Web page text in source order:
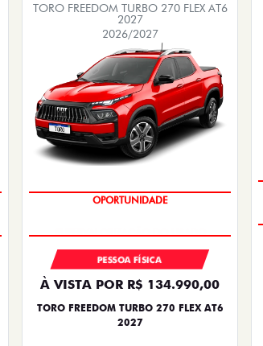
TORO FREEDOM TURBO 270 FLEX AT6
2027
2026/2027
OPORTUNIDADE
PESSOA FÍSICA
À VISTA POR R$ 134.990,00
TORO FREEDOM TURBO 270 FLEX AT6
2027